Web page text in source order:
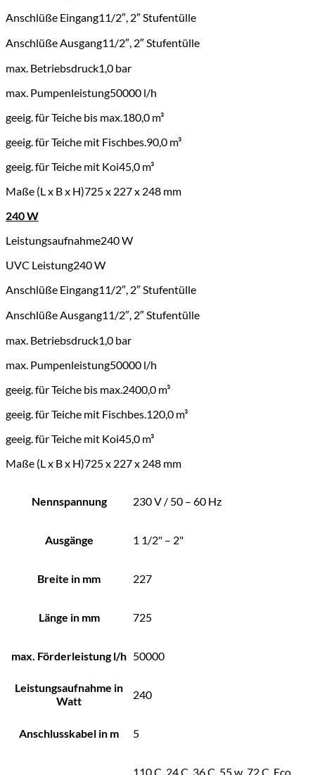
Anschlüße Eingang11/2″, 2″ Stufentülle
Anschlüße Ausgang11/2″, 2″ Stufentülle
max. Betriebsdruck1,0 bar
max. Pumpenleistung50000 l/h
geeig. für Teiche bis max.180,0 m³
geeig. für Teiche mit Fischbes.90,0 m³
geeig. für Teiche mit Koi45,0 m³
Maße (L x B x H)725 x 227 x 248 mm
240 W
Leistungsaufnahme240 W
UVC Leistung240 W
Anschlüße Eingang11/2″, 2″ Stufentülle
Anschlüße Ausgang11/2″, 2″ Stufentülle
max. Betriebsdruck1,0 bar
max. Pumpenleistung50000 l/h
geeig. für Teiche bis max.2400,0 m³
geeig. für Teiche mit Fischbes.120,0 m³
geeig. für Teiche mit Koi45,0 m³
Maße (L x B x H)725 x 227 x 248 mm
Nennspannung 230 V / 50 – 60 Hz
Ausgänge 1 1/2" – 2"
Breite in mm 227
Länge in mm 725
max. Förderleistung l/h 50000
Leistungsaufnahme in
Watt
240
Anschlusskabel in m 5
110 C, 24 C, 36 C, 55 w, 72 C, Eco